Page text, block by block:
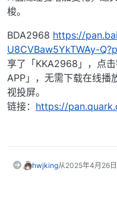
梭。
BDA2968 https://
U8CVBaw5YkTWAy-
享了「KKA2968」，点
APP」，无需下载在线播
视投屏。
链接： https://
hwjking从2025年4月26